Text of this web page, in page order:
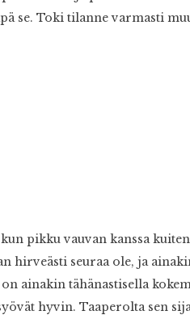
se. Toki tilanne varmasti
pikku vauvan kanssa
hirveästi seuraa ole, ja
ainakin tähänastisella
hyvin. Taaperolta sen